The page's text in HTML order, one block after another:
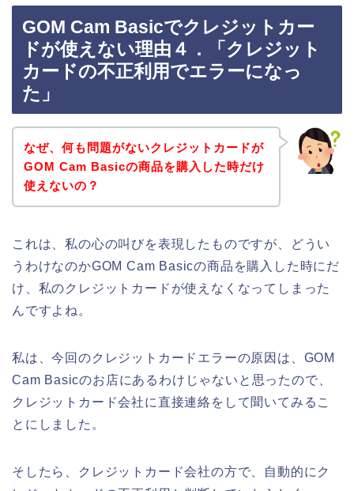
GOM Cam Basicでクレジットカー
ドが使えない理由４．「クレジット
カードの不正利用でエラーになっ
た」
なぜ、何も問題がないクレジットカードが
GOM Cam Basicの商品を購入した時だけ
使えないの？
これは、私の心の叫びを表現したものですが、どうい
うわけなのかGOM Cam Basicの商品を購入した時にだ
け、私のクレジットカードが使えなくなってしまった
んですよね。
私は、今回のクレジットカードエラーの原因は、GOM
Cam Basicのお店にあるわけじゃないと思ったので、
クレジットカード会社に直接連絡をして聞いてみるこ
とにしました。
そしたら、クレジットカード会社の方で、自動的にク